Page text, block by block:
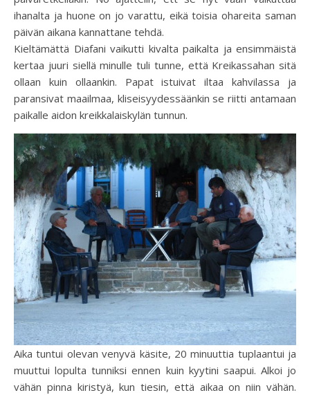
ihanalta ja huone on jo varattu, eikä toisia ohareita saman
päivän aikana kannattane tehdä.
Kieltämättä Diafani vaikutti kivalta paikalta ja ensimmäistä
kertaa juuri siellä minulle tuli tunne, että Kreikassahan sitä
ollaan kuin ollaankin. Papat istuivat iltaa kahvilassa ja
paransivat maailmaa, kliseisyydessäänkin se riitti antamaan
paikalle aidon kreikkalaiskylän tunnun.
Aika tuntui olevan venyvä käsite, 20 minuuttia tuplaantui ja
muuttui lopulta tunniksi ennen kuin kyytini saapui. Alkoi jo
vähän pinna kiristyä, kun tiesin, että aikaa on niin vähän.